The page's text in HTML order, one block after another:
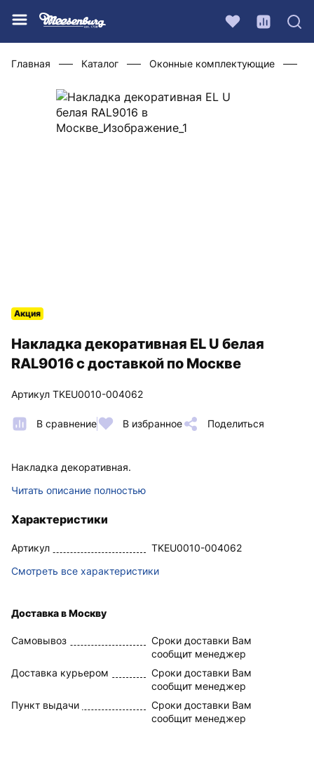
Главная Каталог Оконные комплектующие
Накладка декоративная EL U белая
RAL9016 с доставкой по Москве
Артикул TKEU0010-004062
В сравнение В избранное Поделиться
Акция
Накладка декоративная.
Читать описание полностью
Характеристики
Артикул
TKEU0010-004062
Смотреть все характеристики
Доставка в Москву
Самовывоз
Сроки доставки Вам
сообщит менеджер
Доставка курьером
Сроки доставки Вам
сообщит менеджер
Пункт выдачи
Сроки доставки Вам
сообщит менеджер